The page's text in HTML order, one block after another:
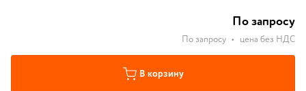
По запросу
По запросу • цена без НДС
В корзину